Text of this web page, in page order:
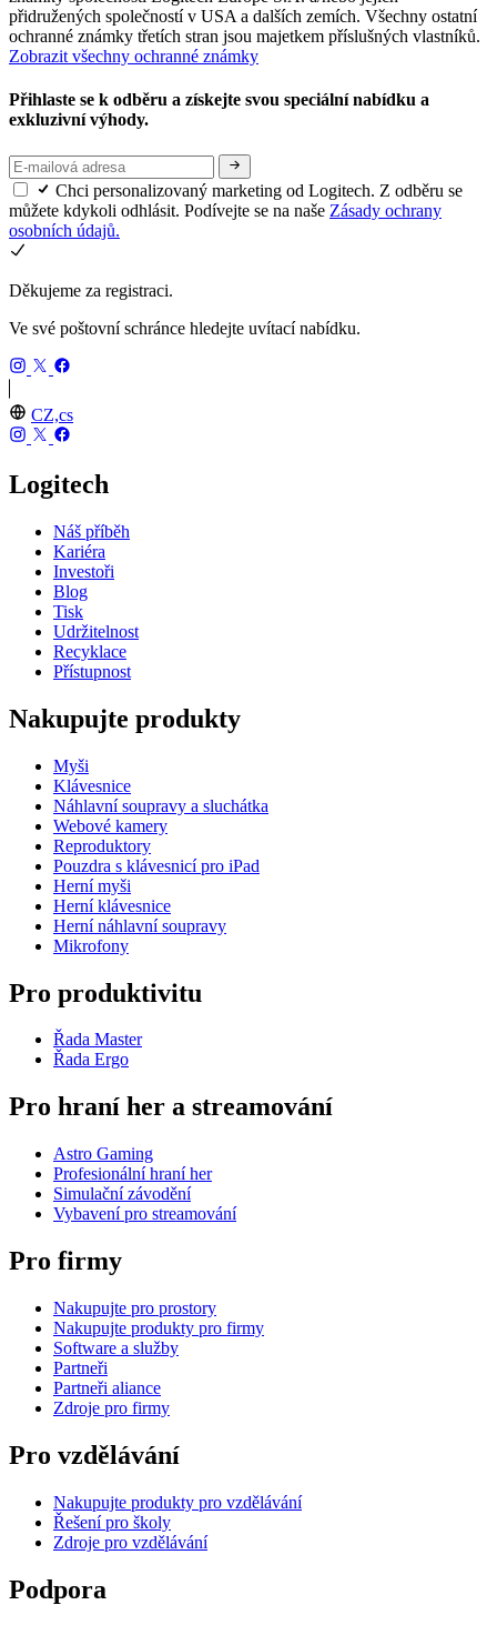
přidružených společností v USA a dalších zemích. Všechny ostatní
ochranné známky třetích stran jsou majetkem příslušných vlastníků.
Zobrazit všechny ochranné známky
Přihlaste se k odběru a získejte svou speciální nabídku a
exkluzivní výhody.
Chci personalizovaný marketing od Logitech. Z odběru se
můžete kdykoli odhlásit. Podívejte se na naše Zásady ochrany
osobních údajů.
Děkujeme za registraci.
Ve své poštovní schránce hledejte uvítací nabídku.
CZ,cs
Logitech
Náš příběh
Kariéra
Investoři
Blog
Tisk
Udržitelnost
Recyklace
Přístupnost
Nakupujte produkty
Myši
Klávesnice
Náhlavní soupravy a sluchátka
Webové kamery
Reproduktory
Pouzdra s klávesnicí pro iPad
Herní myši
Herní klávesnice
Herní náhlavní soupravy
Mikrofony
Pro produktivitu
Řada Master
Řada Ergo
Pro hraní her a streamování
Astro Gaming
Profesionální hraní her
Simulační závodění
Vybavení pro streamování
Pro firmy
Nakupujte pro prostory
Nakupujte produkty pro firmy
Software a služby
Partneři
Partneři aliance
Zdroje pro firmy
Pro vzdělávání
Nakupujte produkty pro vzdělávání
Řešení pro školy
Zdroje pro vzdělávání
Podpora